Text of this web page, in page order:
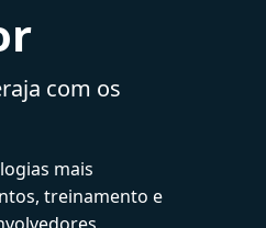
com os
mais
treinamento e